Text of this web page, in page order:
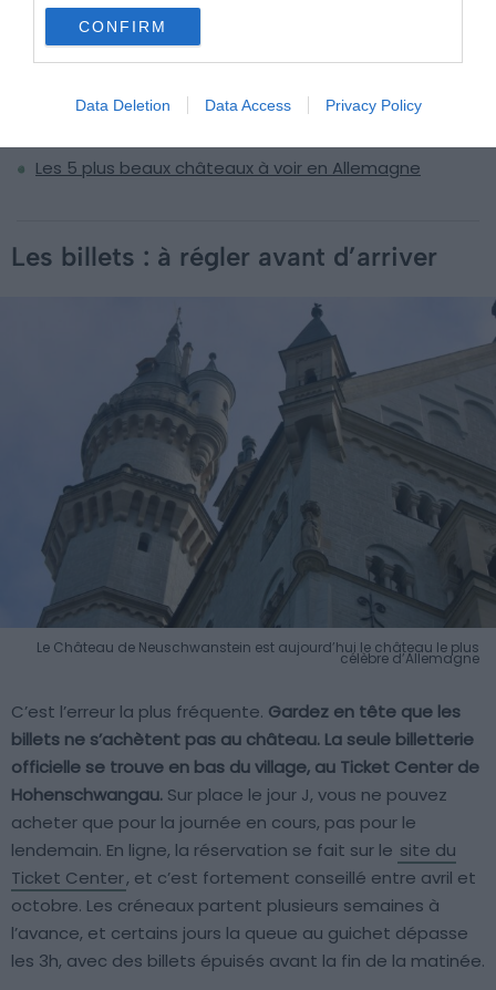
CONFIRM
Data Deletion Data Access Privacy Policy
Neuschwanstein
Où dormir près du château de Neuschwanstein | Nos
Où manger autour du château de Neuschwanstein :
Les 5 plus beaux châteaux à voir en Allemagne
Les billets : à régler avant d’arriver
Le Château de Neuschwanstein est aujourd’hui le château le plus
célèbre d’Allemagne
C’est l’erreur la plus fréquente. Gardez en tête que les
billets ne s’achètent pas au château. La seule billetterie
officielle se trouve en bas du village, au Ticket Center de
Hohenschwangau. Sur place le jour J, vous ne pouvez
acheter que pour la journée en cours, pas pour le
lendemain. En ligne, la réservation se fait sur le site du
Ticket Center, et c’est fortement conseillé entre avril et
octobre. Les créneaux partent plusieurs semaines à
l’avance, et certains jours la queue au guichet dépasse
les 3h, avec des billets épuisés avant la fin de la matinée.